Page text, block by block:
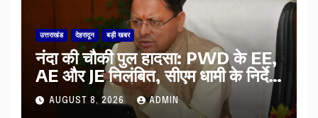
उत्तराखंड देहरादून बड़ी खबर
नंदा की चौकी पुल हादसा: PWD के EE,
AE और JE निलंबित, सीएम धामी के निर्देश
पर सख्त कार्रवाई
AUGUST 8, 2026 ADMIN